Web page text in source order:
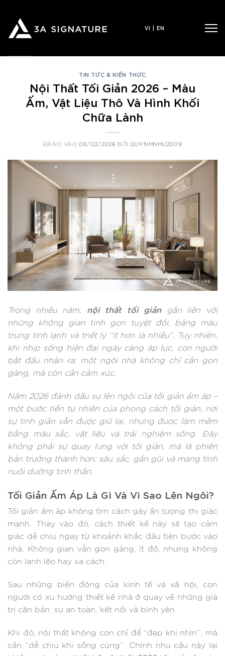
nội
VI | EN
TIN TỨC & KIẾN THỨC
Nội Thất Tối Giản 2026 – Màu
Ấm, Vật Liệu Thô Và Hình Khối
Chữa Lành
ĐĂNG VÀO 09/02/2026 BỞIQUYNHNHU2009
Trong nhiều năm, nội thất tối giảngắn liền với
những không gian tinh gọn tuyệt đối, bảng màu
trung tính lạnh và triết lý “ít hơn là nhiều”. Tuy nhiên,
khi nhịp sống hiện đại ngày càng áp lực, con người
bắt đầu nhận ra: một ngôi nhà không chỉ cần gọn
gàng, mà còn cần cảm xúc.
Năm 2026 đánh dấu sự lên ngôi của tối giản ấm áp –
một bước tiến tự nhiên của phong cách tối giản, nơi
sự tinh giản vẫn được giữ lại, nhưng được làm mềm
bằng màu sắc, vật liệu và trải nghiệm sống. Đây
không phải sự quay lưng với tối giản, mà là phiên
bản trưởng thành hơn: sâu sắc, gần gũi và mang tính
nuôi dưỡng tinh thần.
Tối Giản Ấm Áp Là Gì Và Vì Sao Lên Ngôi?
Tối giản ấm áp không tìm cách gây ấn tượng thị giác
mạnh. Thay vào đó, cách thiết kế này sẽ tạo cảm
giác dễ chịu ngay từ khoảnh khắc đầu tiên bước vào
nhà. Không gian vẫn gọn gàng, ít đồ, nhưng không
còn lạnh lẽo hay xa cách.
Sau những biến động của kinh tế và xã hội, con
người có xu hướng thiết kế nhà ở quay về những giá
trị căn bản: sự an toàn, kết nối và bình yên.
Khi đó, nội thất không còn chỉ để “đẹp khi nhìn”, mà
cần “dễ chịu khi sống cùng”. Chính nhu cầu này lại